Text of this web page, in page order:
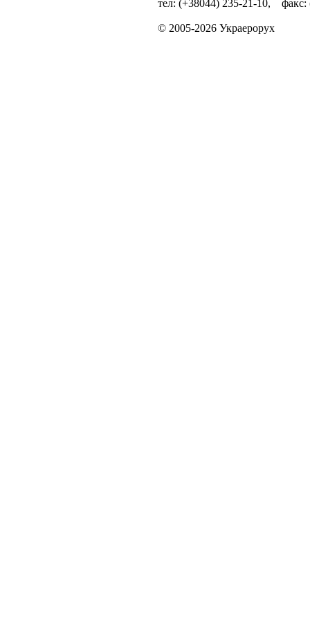
тел: (+38044) 235-21-10, факс:
© 2005-2026 Украерорух